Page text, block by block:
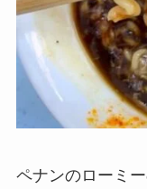
ペナンのローミ